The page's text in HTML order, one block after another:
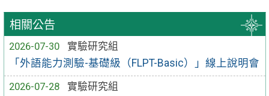
相關公告
2026-07-30
實驗研究組
「外語能力測驗-基礎級（FLPT-Basic）」線上說明會
2026-07-28
實驗研究組